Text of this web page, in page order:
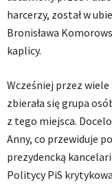
harcerzy, został w
Bronisława
kaplicy.
Wcześniej przez
zbierała się grupa
z tego miejsca.
Anny, co przewiduje
prezydencką
Politycy PiS